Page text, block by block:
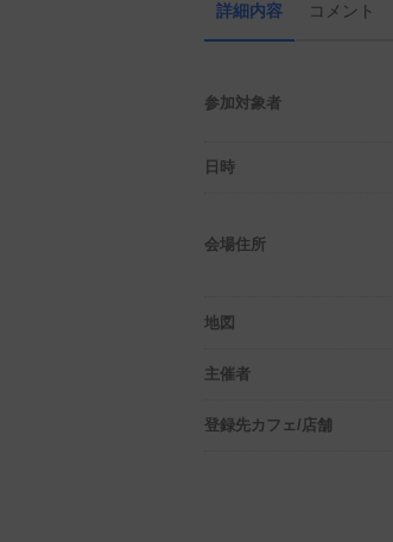
詳細内容 コメント
参加対象者
日時
会場住所
地図
主催者
登録先カフェ/店舗